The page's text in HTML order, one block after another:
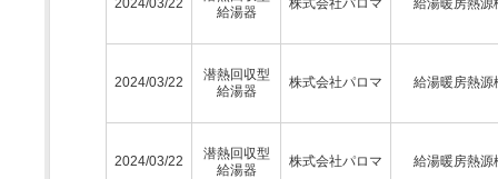
給湯器
2024/03/22
潜熱回収型
給湯器
株式会社パロマ 給湯暖房熱源
2024/03/22
潜熱回収型
給湯器
株式会社パロマ 給湯暖房熱源